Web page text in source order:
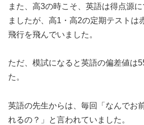
また、高3の時こそ、英語は得点源
ましたが、高1・高2の定期テストは
飛行を飛んでいました。
ただ、模試になると英語の偏差値は
た。
英語の先生からは、毎回「なんでお
れるの？」と言われていました。